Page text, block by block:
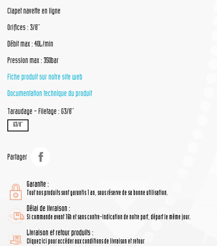
Clapet navette en ligne
Orifices : 3/8''
Débit max : 40L/min
Pression max : 350bar
Fiche produit sur notre site web
Documentation technique du produit
Taraudage - Filetage : G3/8''
G3/8''
Partager
Garantie :
Tout nos produits sont garantis 1 an, sous réserve de sa bonne utilisation.
Délai de livraison :
Si commande avant 16h et sans contre-indication de notre part, départ le même jour.
Livraison et retour produits :
Cliquez ici pour accéder aux conditions de livraison et retour